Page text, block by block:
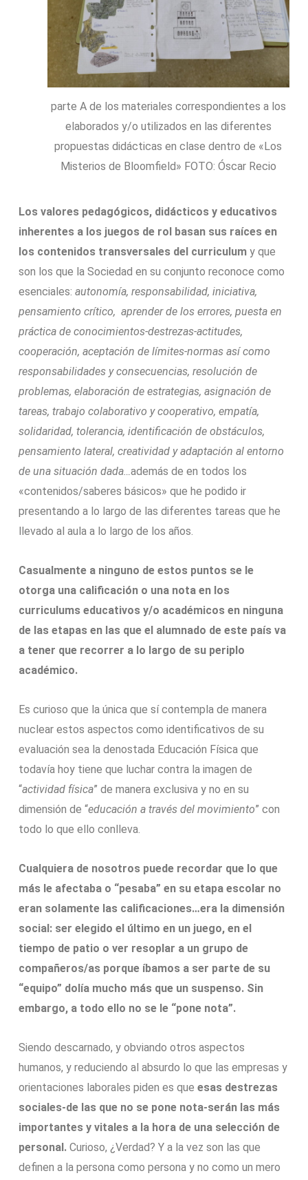
parte A de los materiales correspondientes a los
elaborados y/o utilizados en las diferentes
propuestas didácticas en clase dentro de «Los
Misterios de Bloomfield» FOTO: Óscar Recio
Los valores pedagógicos, didácticos y educativos
inherentes a los juegos de rol basan sus raíces en
los contenidos transversales del curriculum y que
son los que la Sociedad en su conjunto reconoce como
esenciales:autonomía, responsabilidad, iniciativa,
pensamiento crítico, aprender de los errores, puesta en
práctica de conocimientos-destrezas-actitudes,
cooperación, aceptación de límites-normas así como
responsabilidades y consecuencias, resolución de
problemas, elaboración de estrategias, asignación de
tareas, trabajo colaborativo y cooperativo, empatía,
solidaridad, tolerancia, identificación de obstáculos,
pensamiento lateral, creatividad y adaptación al entorno
de una situación dada…además de en todos los
«contenidos/saberes básicos» que he podido ir
presentando a lo largo de las diferentes tareas que he
llevado al aula a lo largo de los años.
Casualmente a ninguno de estos puntos se le
otorga una calificación o una nota en los
curriculums educativos y/o académicos en ninguna
de las etapas en las que el alumnado de este país va
a tener que recorrer a lo largo de su periplo
académico.
Es curioso que la única que sí contempla de manera
nuclear estos aspectos como identificativos de su
evaluación sea la denostada Educación Física que
todavía hoy tiene que luchar contra la imagen de
“actividad física” de manera exclusiva y no en su
dimensión de “educación a través del movimiento” con
todo lo que ello conlleva.
Cualquiera de nosotros puede recordar que lo que
más le afectaba o “pesaba” en su etapa escolar no
eran solamente las calificaciones…era la dimensión
social: ser elegido el último en un juego, en el
tiempo de patio o ver resoplar a un grupo de
compañeros/as porque íbamos a ser parte de su
“equipo” dolía mucho más que un suspenso. Sin
embargo, a todo ello no se le “pone nota”.
Siendo descarnado, y obviando otros aspectos
humanos, y reduciendo al absurdo lo que las empresas y
orientaciones laborales piden es queesas destrezas
sociales-de las que no se pone nota-serán las más
importantes y vitales a la hora de una selección de
personal. Curioso, ¿Verdad? Y a la vez son las que
definen a la persona como persona y no como un mero